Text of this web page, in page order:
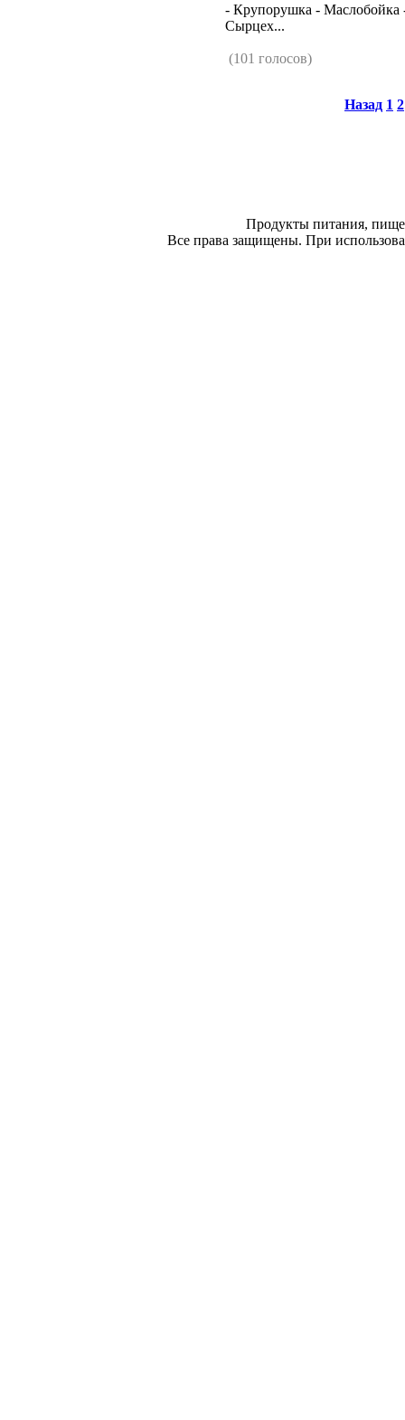
- Крупорушка - Маслобойка
Сырцех...
(101 голосов)
Назад 1 2
Продукты питания,
Все права защищены. При